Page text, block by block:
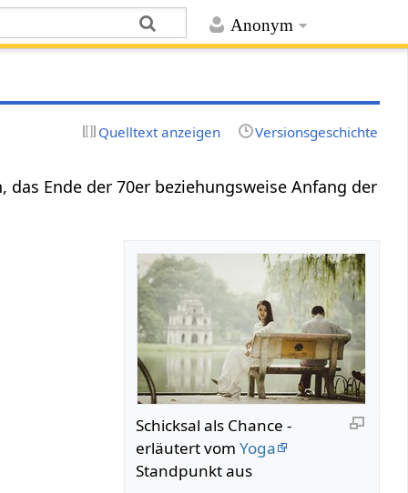
Anonym
Quelltext anzeigen Versionsgeschichte
Ende der 70er beziehungsweise Anfang der
Schicksal als Chance -
erläutert vomYoga
Standpunkt aus